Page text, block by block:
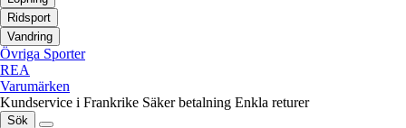
Ridsport
Vandring
Övriga Sporter
REA
Varumärken
Kundservice i Frankrike Säker betalning Enkla returer
Sök